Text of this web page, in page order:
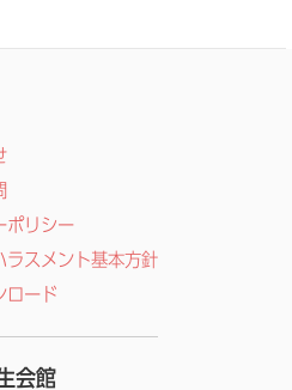
ポリシー
ラスメント基本方針
ロード
会館